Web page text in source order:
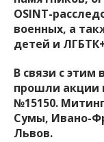
OSINT-
военных, а
детей и
В связи с этим
прошли акции
№15150.
Сумы, Ивано-
Львов.